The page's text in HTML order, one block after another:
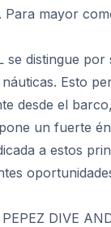
mayor
se distingue
Esto
desde el
un fuerte
a estos
DIVE